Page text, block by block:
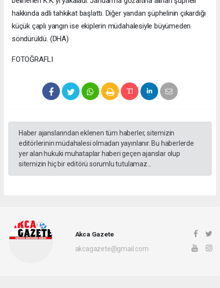
hakkında adli tahkikat başlattı. Diğer yandan şüphelinin çıkardığı
küçük çaplı yangın ise ekiplerin müdahalesiyle büyümeden
söndürüldü. (DHA)
FOTOĞRAFLI
Haber ajanslarından eklenen tüm haberler, sitemizin
editörlerinin müdahalesi olmadan yayınlanır. Bu haberlerde
yer alan hukuki muhataplar haberi geçen ajanslar olup
sitemizin hiç bir editörü sorumlu tutulamaz...
Akca Gazete
akcagazete@gmail.com